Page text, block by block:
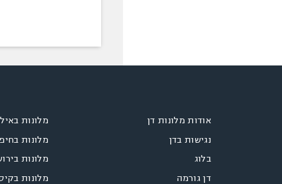
אודות מלונות דן
נגישות בדן
בלוג
דן גורמה
מלונות
מלונות
מלונות
מלונות